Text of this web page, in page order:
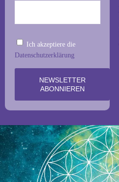
Ich akzeptiere die
Datenschutzerklärung
NEWSLETTER
ABONNIEREN